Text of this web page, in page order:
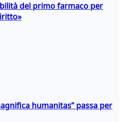
del primo farmaco per
humanitas” passa per